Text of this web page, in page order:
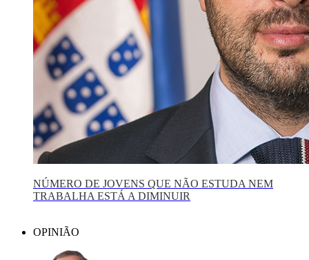
NÚMERO DE JOVENS QUE NÃO ESTUDA NEM
TRABALHA ESTÁ A DIMINUIR
OPINIÃO